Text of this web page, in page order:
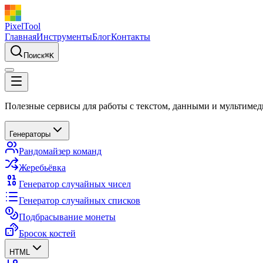
PixelTool
ГлавнаяИнструментыБлогКонтакты
Поиск⌘K
Полезные сервисы для работы с текстом, данными и
Генераторы
Рандомайзер команд
Жеребьёвка
Генератор случайных чисел
Генератор случайных списков
Подбрасывание монеты
Бросок костей
HTML